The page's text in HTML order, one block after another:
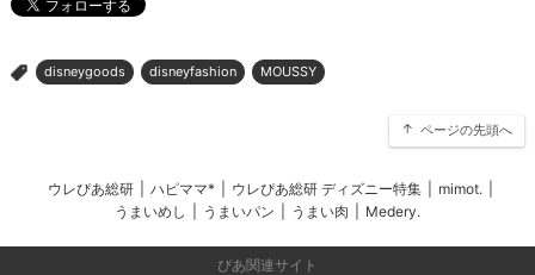
> disneygoods disneyfashion MOUSSY
ページの先頭へ
ウレぴあ総研 ハピママ* ウレぴあ総研 ディズニー特集 mimot.
うまいめし
うまいパン うまい肉 Medery.
ぴあ関連サイト